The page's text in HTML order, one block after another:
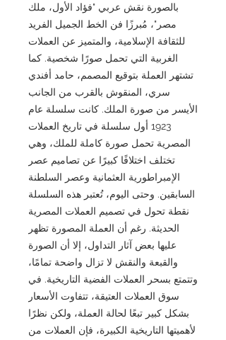
بالصورة نقش عربي "فؤاد الأول، ملك
مصر"، مُبرزًا فن الخط الجميل الفريد
للثقافة الإسلامية، والمتميز عن العملات
الغربية التي تحمل صورًا شخصية. كما
تشتهر العملة بتوقيع المصمم، حامد أفندي
سري، المنقوش بالقرب من الجانب
الأيسر من صورة الملك. كانت سلسلة عام
1923 أول سلسلة في تاريخ العملات
المصرية تحمل صورة كاملة للملك، وهي
تختلف اختلافًا كبيرًا عن تصاميم عصر
الإمبراطورية العثمانية وعصر السلطنة
السابقين. وحتى اليوم، تُعتبر هذه السلسلة
نقطة تحول في تصميم العملات المصرية
الحديثة. رغم أن العملة المصورة تظهر
عليها بعض آثار التداول، إلا أن الصورة
والقبعة والنقش لا تزال واضحة تمامًا،
وتتمتع بسحر العملات الفضية التاريخية. في
سوق العملات العتيقة، تتفاوت الأسعار
بشكل كبير تبعًا لحالة العملة، ولكن نظرًا
لأهميتها التاريخية الكبيرة، فإن العملات من